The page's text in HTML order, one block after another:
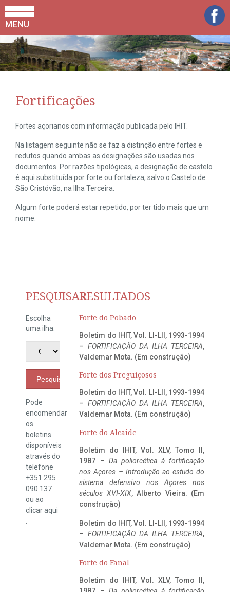
MENU
Fortificações
Fortes açorianos com informação publicada pelo IHIT.
Na listagem seguinte não se faz a distinção entre fortes e
redutos quando ambas as designações são usadas nos
documentos. Por razões tipológicas, a designação de castelo
é aqui substituída por forte ou fortaleza, salvo o Castelo de
São Cristóvão, na Ilha Terceira.
Algum forte poderá estar repetido, por ter tido mais que um
nome.
PESQUISAR
Escolha
uma ilha:
Pesquisar
Pode
encomendar
os
boletins
disponíveis
através do
telefone
+351 295
090 137
ou ao
clicaraqui
RESULTADOS
Forte do Pobado
Boletim do IHIT, Vol. LI-LII, 1993-1994
– FORTIFICAÇÃO DA ILHA TERCEIRA,
Valdemar Mota. (Em construção)
Forte dos Preguiçosos
Boletim do IHIT, Vol. LI-LII, 1993-1994
– FORTIFICAÇÃO DA ILHA TERCEIRA,
Valdemar Mota. (Em construção)
Forte do Alcaide
Boletim do IHIT, Vol. XLV, Tomo II,
1987 – Da poliorcética à fortificação
nos Açores – Introdução ao estudo do
sistema defensivo nos Açores nos
séculos XVI-XIX, Alberto Vieira. (Em
construção)
Boletim do IHIT, Vol. LI-LII, 1993-1994
– FORTIFICAÇÃO DA ILHA TERCEIRA,
Valdemar Mota. (Em construção)
Forte do Fanal
Boletim do IHIT, Vol. XLV, Tomo II,